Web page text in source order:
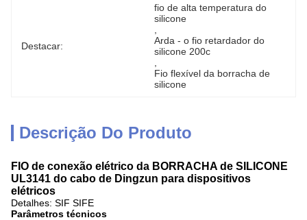
Destacar:
fio de alta temperatura do
silicone
Arda - o fio retardador do
silicone 200c
Fio flexível da borracha de
silicone
Descrição Do Produto
FIO de conexão elétrico da BORRACHA de SILICONE
UL3141 do cabo de Dingzun para dispositivos
elétricos
Detalhes: SIF SIFE
Parâmetros técnicos